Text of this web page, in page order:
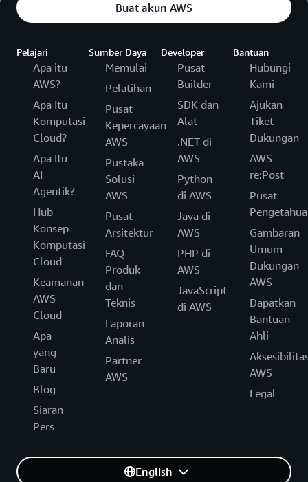
Buat akun AWS
Pelajari
Apa itu
AWS?
Apa Itu
Komputasi
Cloud?
Apa Itu
AI
Agentik?
Hub
Konsep
Komputasi
Cloud
Keamanan
AWS
Cloud
Apa
yang
Baru
Blog
Siaran
Pers
Sumber Daya
Memulai
Pelatihan
Pusat
Kepercayaan
AWS
Pustaka
Solusi
AWS
Pusat
Arsitektur
FAQ
Produk
dan
Teknis
Laporan
Analis
Partner
AWS
Developer
Pusat
Builder
SDK dan
Alat
.NET di
AWS
Python
di AWS
Java di
AWS
PHP di
AWS
JavaScript
di AWS
Bantuan
Hubungi
Kami
Ajukan
Tiket
Dukungan
AWS
re:Post
Pusat
Gambaran
Umum
Dukungan
AWS
Dapatkan
Bantuan
Ahli
AWS
Legal
English